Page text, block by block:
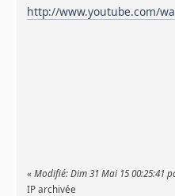
http://www.youtube.com/
«Modifié: Dim 31 Mai 15 00:25:41
IP archivée